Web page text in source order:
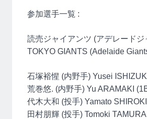
参加選手一覧 :
読売ジャイアンツ (アデレードジ
TOKYO GIANTS (Adelaide
石塚裕惺 (内野手) Yusei
荒巻悠. (内野手) Yu ARAMAKI
代木大和 (投手) Yamato
田村朋輝 (投手) Tomoki